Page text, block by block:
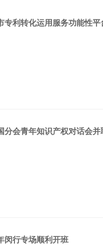
专利转化运用服务功能性平
会青年知识产权对话会并
闵行专场顺利开班